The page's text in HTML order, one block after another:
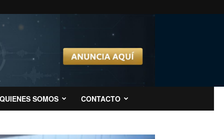
QUIENES SOMOS CONTACTO